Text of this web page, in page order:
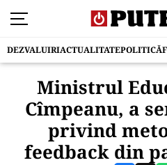
DEZVALUIRIACTUALITATEPOLITICĂ
Ministrul
Cîmpeanu, a
privind
feedback din